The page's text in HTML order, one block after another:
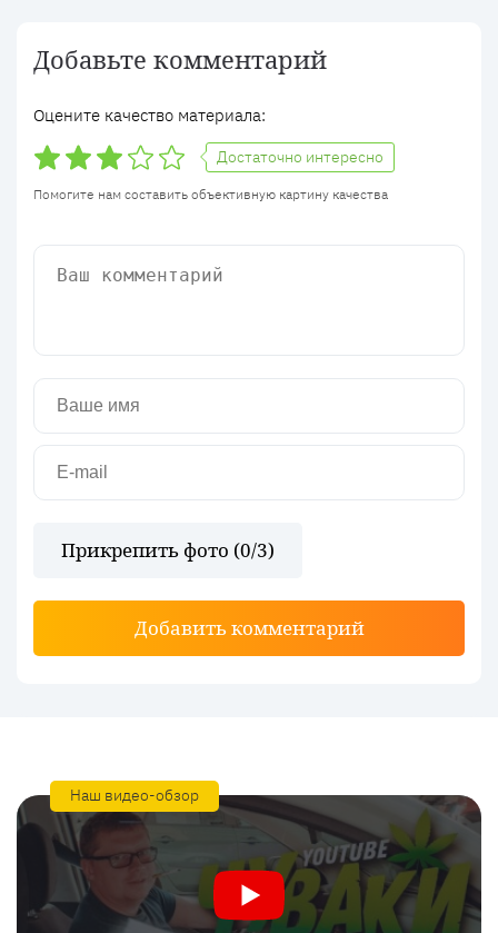
Добавьте комментарий
Оцените качество материала:
Достаточно интересно
Помогите нам составить объективную картину качества
Прикрепить фото (0/3)
Добавить комментарий
Наш видео-обзор